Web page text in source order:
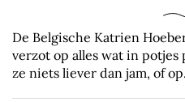
De Belgische Katrien
verzot op alles wat in
ze niets liever dan jam, of